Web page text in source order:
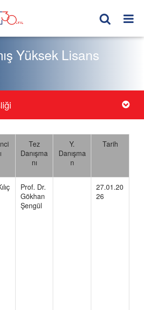
Yüksek Lisans
Tez
Danışma
nı
Y.
Danışma
n
Tarih
Prof. Dr.
Gökhan
Şengül
27.01.20
26